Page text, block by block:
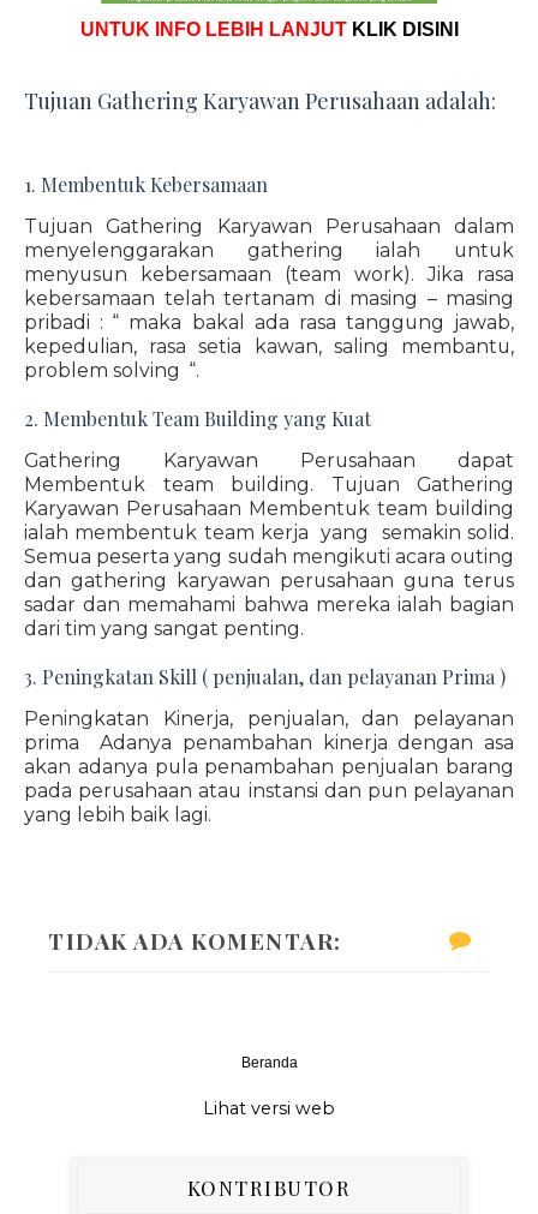
UNTUK INFO LEBIH LANJUT KLIK DISINI
Tujuan Gathering Karyawan Perusahaan adalah:
1. Membentuk Kebersamaan
Tujuan Gathering Karyawan Perusahaan dalam
menyelenggarakan gathering ialah untuk
menyusun kebersamaan (team work). Jika rasa
kebersamaan telah tertanam di masing – masing
pribadi : “ maka bakal ada rasa tanggung jawab,
kepedulian, rasa setia kawan, saling membantu,
problem solving “.
2. Membentuk Team Building yang Kuat
Gathering Karyawan Perusahaan dapat
Membentuk team building. Tujuan Gathering
Karyawan Perusahaan Membentuk team building
ialah membentuk team kerja yang semakin solid.
Semua peserta yang sudah mengikuti acara outing
dan gathering karyawan perusahaan guna terus
sadar dan memahami bahwa mereka ialah bagian
dari tim yang sangat penting.
3. Peningkatan Skill ( penjualan, dan pelayanan Prima )
Peningkatan Kinerja, penjualan, dan pelayanan
prima Adanya penambahan kinerja dengan asa
akan adanya pula penambahan penjualan barang
pada perusahaan atau instansi dan pun pelayanan
yang lebih baik lagi.
TIDAK ADA KOMENTAR:
Beranda
Lihat versi web
KONTRIBUTOR